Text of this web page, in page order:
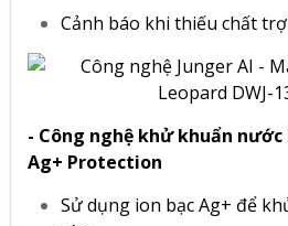
Cảnh báo khi thiếu chất
- Công nghệ khử khuẩn nước
Ag+ Protection
Sử dụng ion bạc Ag+ để